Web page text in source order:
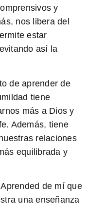
y
nos libera del
estar
así la
de aprender de
tiene
más a Dios y
Además, tiene
relaciones
equilibrada y
de mí que
una enseñanza